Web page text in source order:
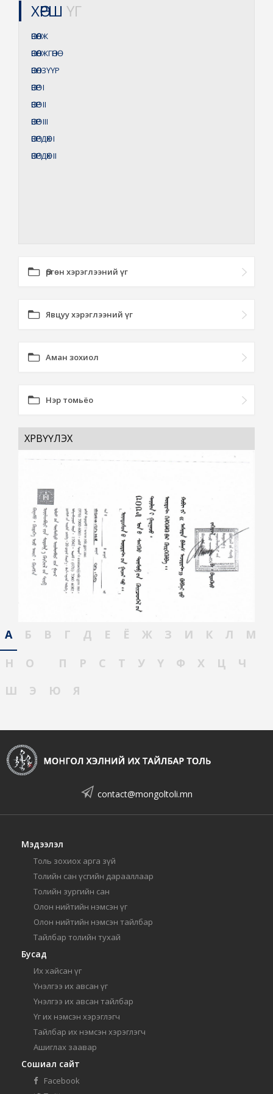
ХӨРШ ҮГ
ӨВӨӨЛЖ
ӨВӨӨЛЖГӨНӨ
ӨВӨЛЗҮҮР
ӨВӨРI
ӨВӨРII
ӨВӨРIII
ӨВӨРДӨХI
ӨВӨРДӨХII
Өргөн хэрэглээний үг
Явцуу хэрэглээний үг
Аман зохиол
Нэр томьёо
ХӨРВҮҮЛЭХ
А Б В Г Д Е Ё Ж З И К Л
М
Н
О П Р С Т У Ү Ф Х Ц
Ч
Ш
Э Ю Я
contact@mongoltoli.mn
Мэдээлэл
Толь зохиох арга зүй
Толийн сан үсгийн дарааллаар
Толийн зургийн сан
Олон нийтийн нэмсэн үг
Олон нийтийн нэмсэн тайлбар
Тайлбар толийн тухай
Бусад
Их хайсан үг
Үнэлгээ их авсан үг
Үнэлгээ их авсан тайлбар
Үг их нэмсэн хэрэглэгч
Тайлбар их нэмсэн хэрэглэгч
Ашиглах заавар
Сошиал сайт
Facebook